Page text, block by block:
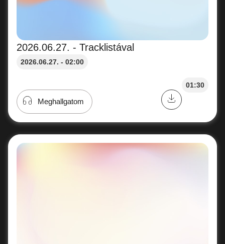
2026.06.27. - Tracklistával
2026.06.27. - 02:00
01:30
Meghallgatom